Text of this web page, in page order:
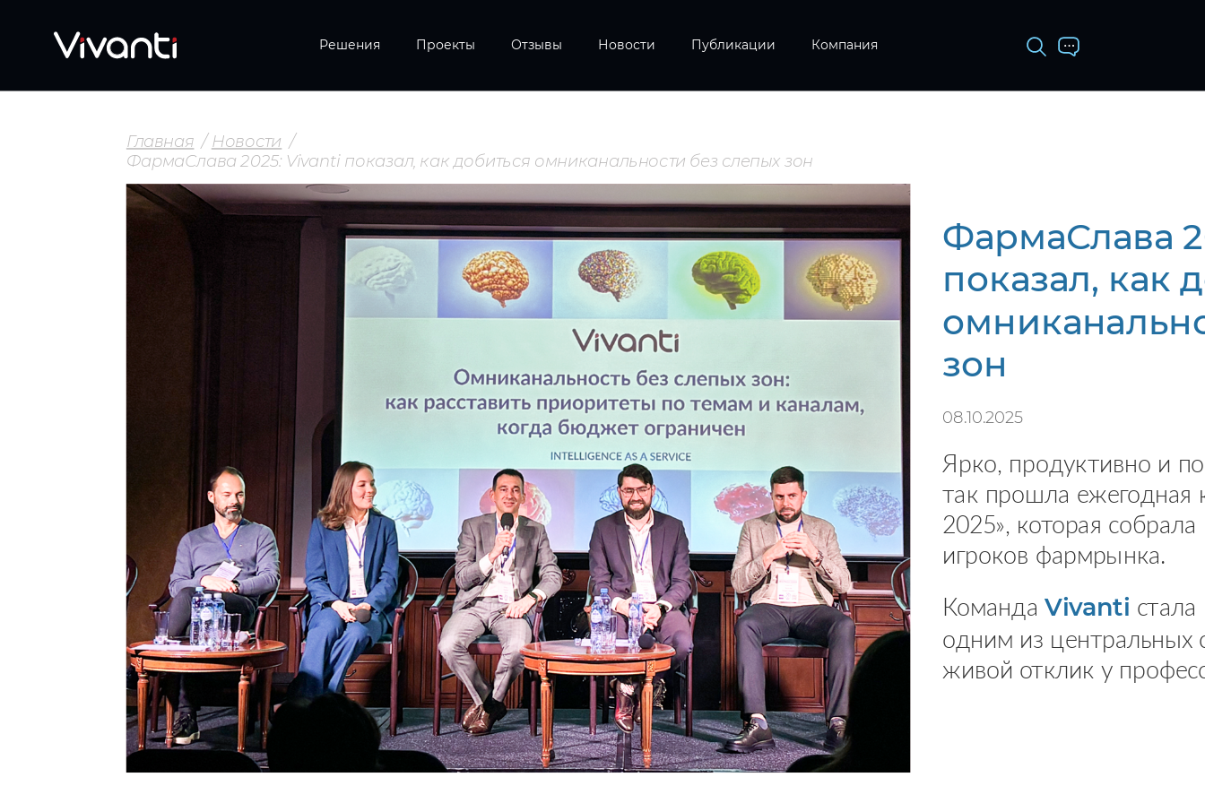
Решения Проекты Отзывы Новости Публикации Компания
Главная Новости
ФармаСлава 2025: Vivanti показал, как добиться омниканальности без слепых зон
ФармаСлава
показал, как
зон
08.10.2025
Ярко, продуктивно и
так прошла ежегодная
2025», которая
игроков фармрынка.
КомандаVivanti
одним из центральных
живой отклик у